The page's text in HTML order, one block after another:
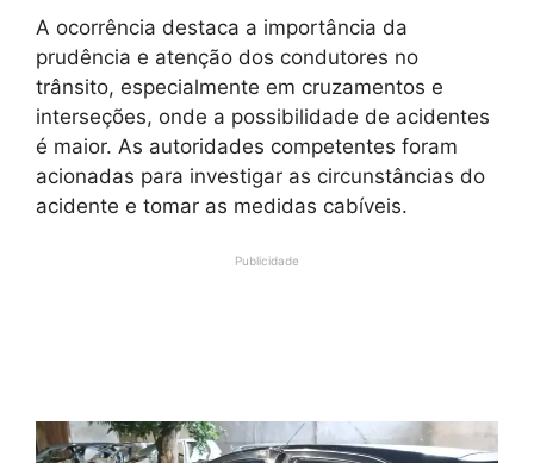
A ocorrência destaca a importância da
prudência e atenção dos condutores no
trânsito, especialmente em cruzamentos e
interseções, onde a possibilidade de acidentes
é maior. As autoridades competentes foram
acionadas para investigar as circunstâncias do
acidente e tomar as medidas cabíveis.
Publicidade